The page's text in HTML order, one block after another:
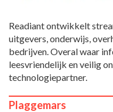
Readiant ontwikkelt
uitgevers, onderwijs,
bedrijven. Overal waar
leesvriendelijk en veilig
technologiepartner.
Plaggemars